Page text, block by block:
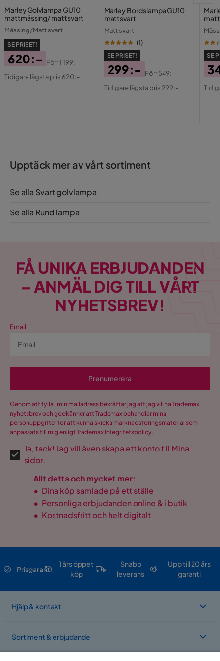
Marley Golvlampa GU10
mattmässing/ mattsvart
Mässing/Matt svart
SE PRISET!
Pris
620:-
Original
Förr1 199:-
Tidigare lägsta pris 620:-
Marley Bordslampa GU10
mattsvart
Matt svart
(1)
SE PRISET!
Pris
299:-
Original
Förr549:-
Tidigare lägsta pris 299:-
SE
Upptäck mer av vårt sortiment
Se alla Svart golvlampa
Se alla Rund lampa
FÅ UNIKA ERBJUDANDEN
– ANMÄL DIG TILL VÅRT
NYHETSBREV!
Email
Prenumerera
Genom att fylla i min mailadress bekräftar jag att jag vill ha Trademax
nyhetsbrev och godkänner att Trademax behandlar mina
personuppgifter för att kunna skicka marknadsföringsmaterial som
anpassats till mig enligt Trademax Integritetspolicy.
Ja, tack! Jag vill även skapa ett konto till Mina
sidor.
Allt detta och mycket mer:
• Dina köp samlade på ett ställe
• Personliga erbjudanden online & i butik
• Kostnadsfritt och helt digitalt
Prisgaranti
1 års öppet
köp
Snabb
leverans
Upp till 20 års
garanti
Hjälp & kontakt
Sortiment & erbjudande